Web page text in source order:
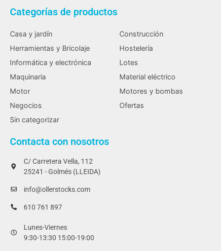
Categorías de productos
Casa y jardín
Construcción
Herramientas y Bricolaje
Hostelería
Informática y electrónica
Lotes
Maquinaria
Material eléctrico
Motor
Motores y bombas
Negocios
Ofertas
Sin categorizar
Contacta con nosotros
C/ Carretera Vella, 112
25241 - Golmés (LLEIDA)
info@ollerstocks.com
610 761 897
Lunes-Viernes
9:30-13:30 15:00-19:00